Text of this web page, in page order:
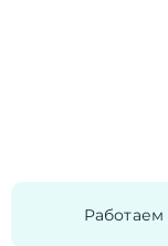
Работаем